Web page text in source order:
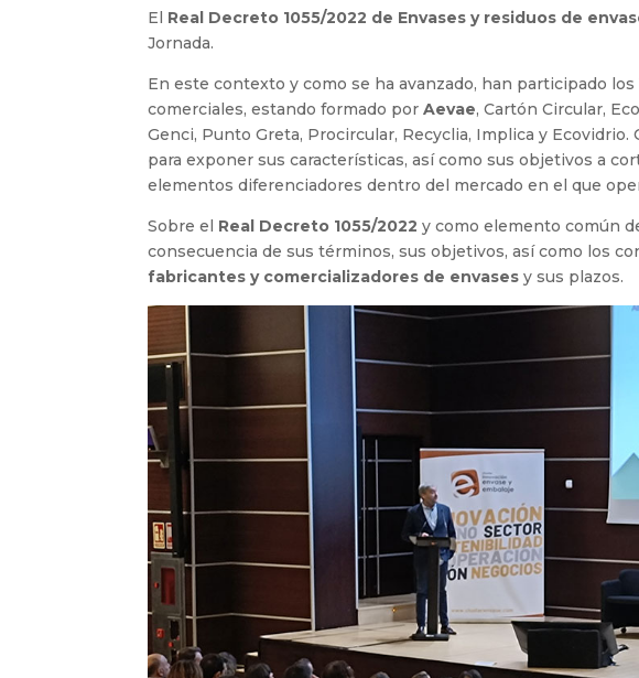
El Real Decreto 1055/2022 de Envases y residuos de
Jornada.
En este contexto y como se ha avanzado, han participado
comerciales, estando formado porAevae, Cartón Circular,
Genci, Punto Greta, Procircular, Recyclia, Implica y
para exponer sus características, así como sus objetivos a
elementos diferenciadores dentro del mercado en el que
Sobre el Real Decreto 1055/2022 y como elemento común
consecuencia de sus términos, sus objetivos, así como los
fabricantes y comercializadores de envases y sus plazos.